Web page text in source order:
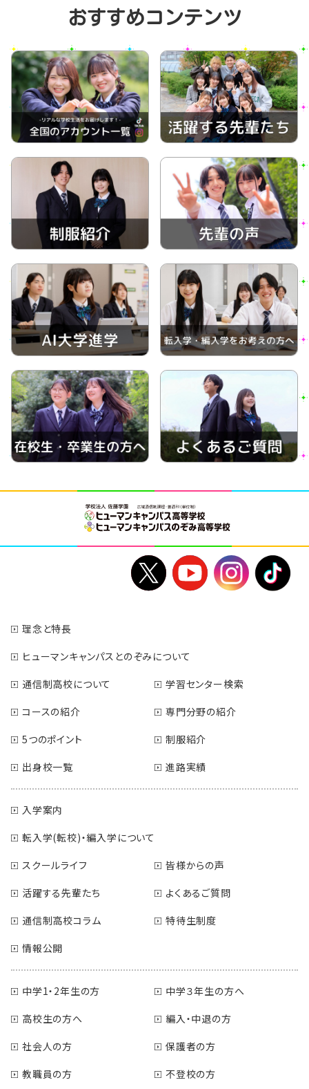
おすすめコンテンツ
理念と特長
ヒューマンキャンパスとのぞみについて
通信制高校について
学習センター検索
コースの紹介
専門分野の紹介
5つのポイント
制服紹介
出身校一覧
進路実績
入学案内
転入学(転校)・編入学について
スクールライフ
皆様からの声
活躍する先輩たち
よくあるご質問
通信制高校コラム
特待生制度
情報公開
中学1・2年生の方
中学３年生の方へ
高校生の方へ
編入・中退の方
社会人の方
保護者の方
教職員の方
不登校の方